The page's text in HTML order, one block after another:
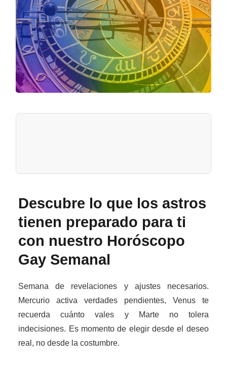
Descubre lo que los astros
tienen preparado para ti
con nuestro Horóscopo
Gay Semanal
Semana de revelaciones y ajustes necesarios.
Mercurio activa verdades pendientes, Venus te
recuerda cuánto vales y Marte no tolera
indecisiones. Es momento de elegir desde el deseo
real, no desde la costumbre.